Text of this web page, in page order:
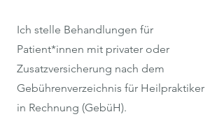
Ich stelle Behandlungen für
Patient*innen mit privater oder
Zusatzversicherung nach dem
Gebührenverzeichnis für Heilpraktiker
in Rechnung (GebüH).